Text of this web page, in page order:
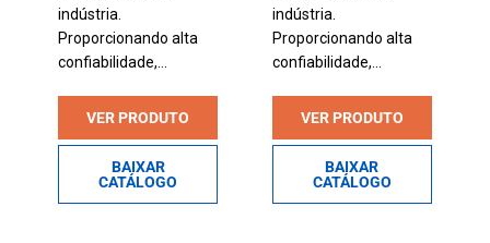
indústria.
Proporcionando alta
confiabilidade,...
VER PRODUTO
BAIXAR
CATÁLOGO
indústria.
Proporcionando alta
confiabilidade,...
VER PRODUTO
BAIXAR
CATÁLOGO